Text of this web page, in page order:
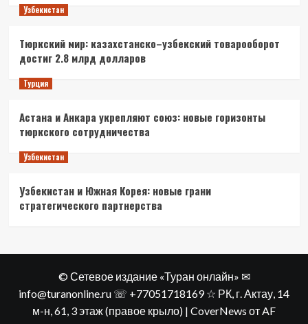
Узбекистан
Тюркский мир: казахстанско–узбекский товарооборот
достиг 2.8 млрд долларов
Турция
Астана и Анкара укрепляют союз: новые горизонты
тюркского сотрудничества
Узбекистан
Узбекистан и Южная Корея: новые грани
стратегического партнерства
© Сетевое издание «Туран онлайн» ✉
info@turanonline.ru ☏ +77051718169 ☆ РК, г. Актау​, 14
м-н, 61, 3 этаж (правое крыло) | CoverNews от AF